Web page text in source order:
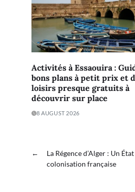
Activités à Essaouira :
bons plans à petit prix et
loisirs presque gratuits à
découvrir sur place
8 AUGUST 2026
←
La Régence d’Alger : Un
colonisation française